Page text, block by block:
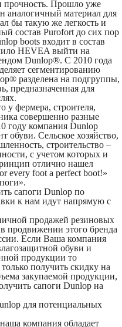
прочность. Прошло уже
аналогичный материал для
бы такую же легкость и
состав Purofort до сих пор
boots входит в состав
HEVEA выйти на
Dunlop®. С 2010 года
сегментированию
разделена на подгруппы,
предназначенная для
у фермера, строителя,
совершенно разные
году компания Dunlop
обуви. Сельское хозяйство,
строительство –
с учетом которых и
отлично нашел
every foot a perfect boot!»
сапоги Dunlop по
к нам идут напрямую с
продажей резиновых
продвижении этого бренда
Если Ваша компания
обуви и
продукции то
получить скидку на
закупаемой продукции,
сапоги Dunlop на
для потенциальных
компания обладает